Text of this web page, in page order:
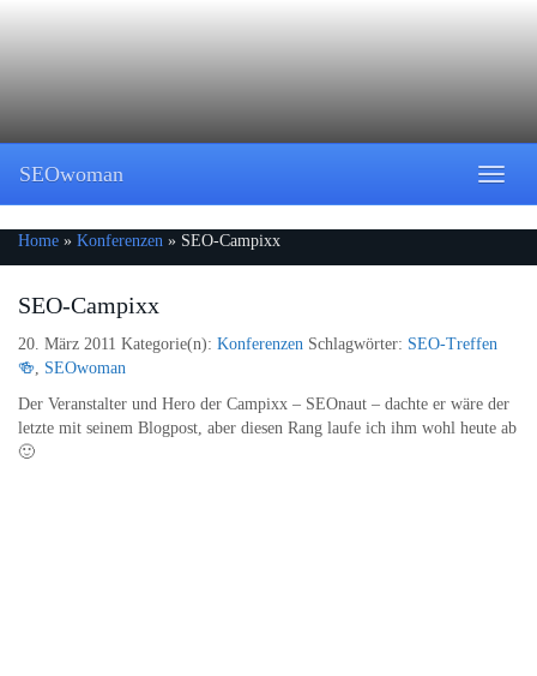
Toggle
SEOwoman
Home » Konferenzen » SEO-Campixx
SEO-Campixx
20. März 2011 Kategorie(n): Konferenzen Schlagwörter: SEO-Treffen
🍻, SEOwoman
Der Veranstalter und Hero der Campixx – SEOnaut – dachte er wäre der
letzte mit seinem Blogpost, aber diesen Rang laufe ich ihm wohl heute ab
🙂